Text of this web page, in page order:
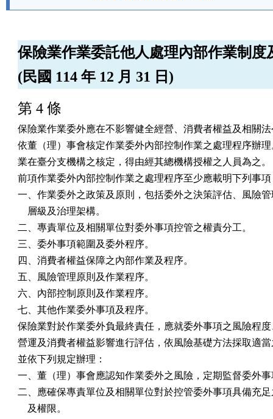
保險業作業委託他人處理內部作業制度
(民國 114 年 12 月 31 日)
第 4 條
保險業作業委外應在不影響健全經營、消費者權益及相關
依董（理）事會核定作業委外內部控制作業之處理程序辦
業在臺分支機構之核定，得由經其總機構授權之人員為之。
前項作業委外內部控制作業之處理程序至少應載明下列事項
一、作業委外之政策及原則，包括委外之決策評估、風險
    層級及治理架構。
二、專責單位及相關單位對委外事項控管之權責分工。
三、委外事項範圍及委外程序。
四、消費者權益保障之內部作業及程序。
五、風險管理原則及作業程序。
六、內部控制原則及作業程序。
七、其他作業委外事項及程序。
保險業對於作業委外負最終責任，應就委外事項之風險程
營運及消費者權益影響進行評估，依風險基礎方法採取適
並依下列規定辦理：
一、董（理）事會應認知作業委外之風險，定期監督委外
二、應確保專責單位及相關單位對於控管委外事項具備充
    及權限。